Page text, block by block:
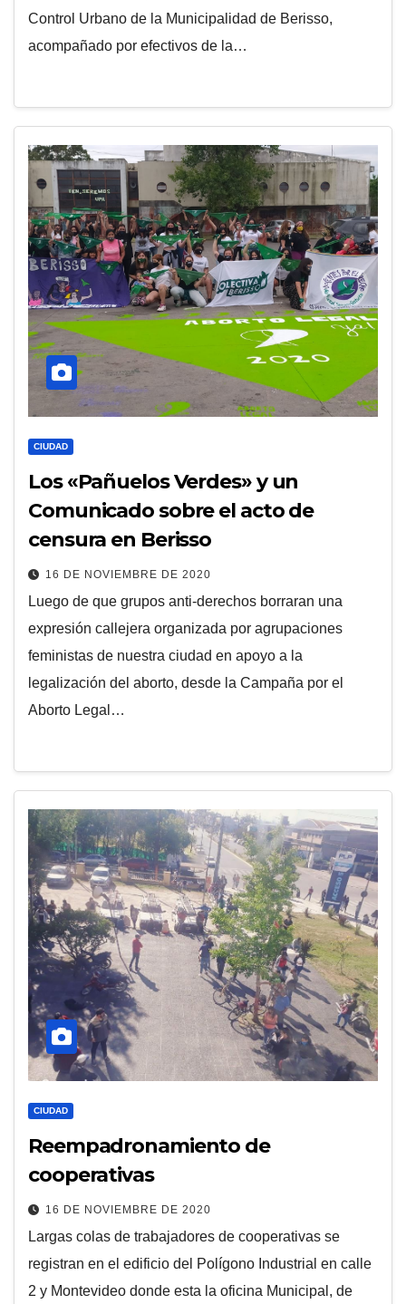
Control Urbano de la Municipalidad de Berisso,
acompañado por efectivos de la…
CIUDAD
Los «Pañuelos Verdes» y un
Comunicado sobre el acto de
censura en Berisso
16 DE NOVIEMBRE DE 2020
Luego de que grupos anti-derechos borraran una
expresión callejera organizada por agrupaciones
feministas de nuestra ciudad en apoyo a la
legalización del aborto, desde la Campaña por el
Aborto Legal…
CIUDAD
Reempadronamiento de
cooperativas
16 DE NOVIEMBRE DE 2020
Largas colas de trabajadores de cooperativas se
registran en el edificio del Polígono Industrial en calle
2 y Montevideo donde esta la oficina Municipal, de